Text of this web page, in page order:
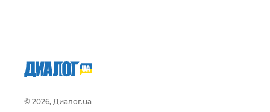
© 2026, Диалог.ua